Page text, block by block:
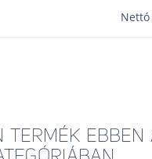
Nettó
TERMÉK EBBEN